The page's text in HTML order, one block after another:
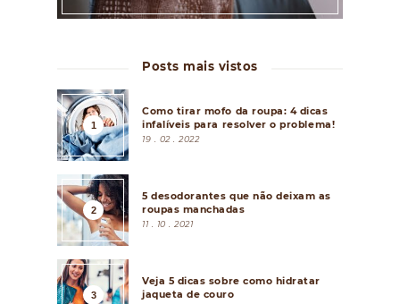
Posts mais vistos
Como tirar mofo da roupa: 4 dicas
infalíveis para resolver o problema!
19 . 02 . 2022
5 desodorantes que não deixam as
roupas manchadas
11 . 10 . 2021
Veja 5 dicas sobre como hidratar
jaqueta de couro